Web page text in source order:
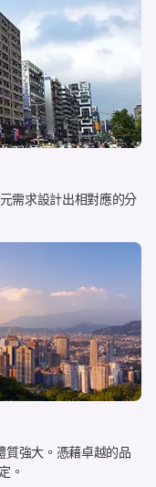
需求設計出相對應的分
質強大。憑藉卓越的品
。